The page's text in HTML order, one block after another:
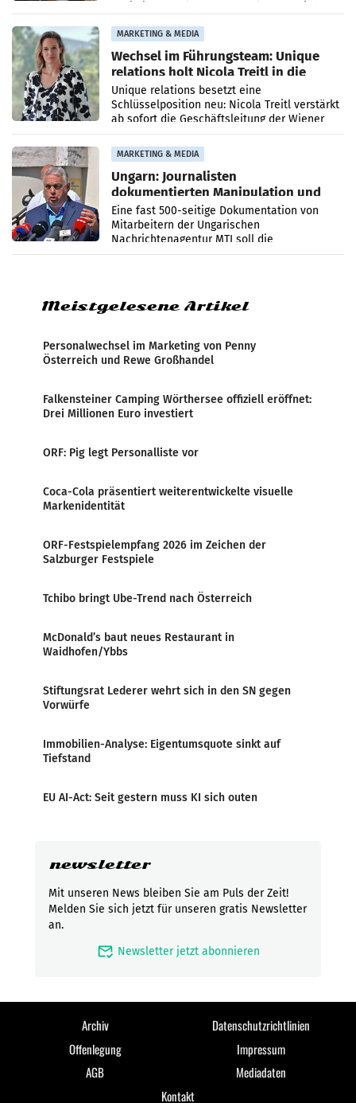
MARKETING & MEDIA
Wechsel im Führungsteam: Unique
relations holt Nicola Treitl in die
Geschäftsleitung
Unique relations besetzt eine
Schlüsselposition neu: Nicola Treitl verstärkt
ab sofort die Geschäftsleitung der Wiener
PR-Agentur an der Seite von Josef Kalina und
Anna Kalina-Mahr.
MARKETING & MEDIA
Ungarn: Journalisten
dokumentierten Manipulation und
Zensur
Eine fast 500-seitige Dokumentation von
Mitarbeitern der Ungarischen
Nachrichtenagentur MTI soll die
systematische Nachrichten-Manipulation und
Meistgelesene Artikel
Personalwechsel im Marketing von Penny
Österreich und Rewe Großhandel
Falkensteiner Camping Wörthersee offiziell eröffnet:
Drei Millionen Euro investiert
ORF: Pig legt Personalliste vor
Coca-Cola präsentiert weiterentwickelte visuelle
Markenidentität
ORF-Festspielempfang 2026 im Zeichen der
Salzburger Festspiele
Tchibo bringt Ube-Trend nach Österreich
McDonald’s baut neues Restaurant in
Waidhofen/Ybbs
Stiftungsrat Lederer wehrt sich in den SN gegen
Vorwürfe
Immobilien-Analyse: Eigentumsquote sinkt auf
Tiefstand
EU AI-Act: Seit gestern muss KI sich outen
newsletter
Mit unseren News bleiben Sie am Puls der Zeit!
Melden Sie sich jetzt für unseren gratis Newsletter
an.
mark_email_read Newsletter jetzt abonnieren
Archiv
Datenschutzrichtlinien
Offenlegung
Impressum
AGB
Mediadaten
Kontakt